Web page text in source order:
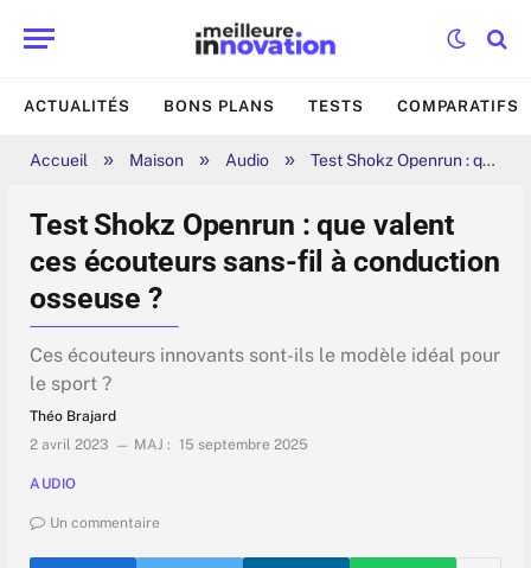
ACTUALITÉS BONS PLANS TESTS COMPARATIFS
Accueil » Maison » Audio » Test Shokz Openrun : que valent ces écouteurs sans-fil à conduction osseuse ?
Test Shokz Openrun : que valent
ces écouteurs sans-fil à conduction
osseuse ?
Ces écouteurs innovants sont-ils le modèle idéal pour
le sport ?
Théo Brajard
2 avril 2023
MAJ : 15 septembre 2025
AUDIO
Un commentaire